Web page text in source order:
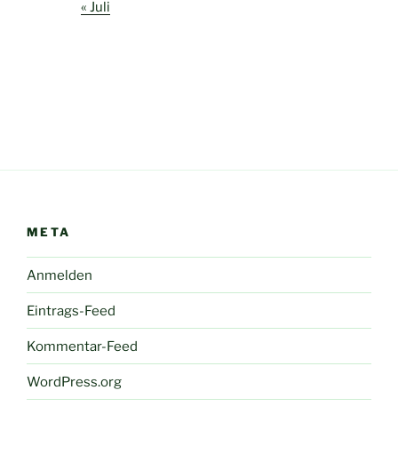
« Juli
META
Anmelden
Eintrags-Feed
Kommentar-Feed
WordPress.org